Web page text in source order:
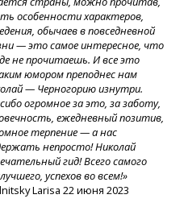
особенности характеров,
обычаев в повседневной
— это самое интересное, что
не прочитаешь. И все это
юмором преподнес нам
— Черногорию изнутри.
огромное за это, за заботу,
ежедневный позитив,
терпение — а нас
непросто! Николай
гид! Всего самого
успехов во всем!»
Larisa 22 июня 2023